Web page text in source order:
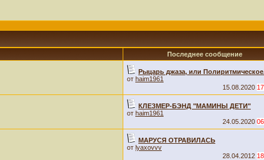
Последнее сообщение
Рыцарь джаза, или
от haim1961
15.08.2020
КЛЕЗМЕР-БЭНД "МАМИНЫ ДЕТИ"
от haim1961
24.05.2020
МАРУСЯ ОТРАВИЛАСЬ
от lyaxovvv
28.04.2012